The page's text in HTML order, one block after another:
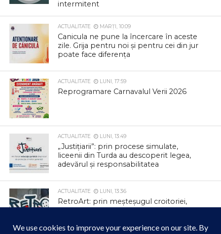
intermitent
ACTUALITATE MARȚI, 10:09
Canicula ne pune la încercare în aceste
zile. Grija pentru noi și pentru cei din jur
poate face diferența
ACTUALITATE LUNI, 17:59
Reprogramare Carnavalul Verii 2026
ACTUALITATE LUNI, 13:49
„Justițiarii”: prin procese simulate,
liceenii din Turda au descoperit legea,
adevărul și responsabilitatea
ACTUALITATE LUNI, 13:36
RetroArt: prin meșteșugul croitoriei,
hainele vechi capătă o a doua viață în